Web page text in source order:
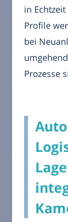
in
Profile
bei
Prozesse